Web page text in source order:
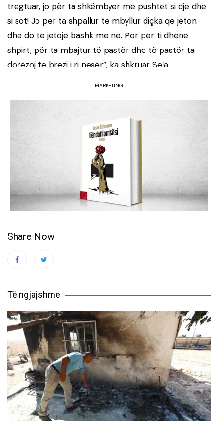
tregtuar, jo për ta shkëmbyer me pushtet si dje dhe
si sot! Jo per ta shpallur te mbyllur diçka që jeton
dhe do të jetojë bashk me ne. Por për ti dhënë
shpirt, për ta mbajtur të pastër dhe të pastër ta
dorëzoj te brezi i ri nesër”, ka shkruar Sela.
MARKETING
Share Now
Të ngjajshme